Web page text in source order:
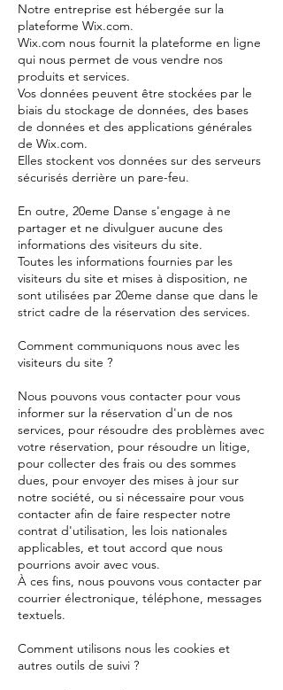
Notre entreprise est hébergée sur la
plateforme Wix.com.
Wix.com nous fournit la plateforme en ligne
qui nous permet de vous vendre nos
produits et services.
Vos données peuvent être stockées par le
biais du stockage de données, des bases
de données et des applications générales
de Wix.com.
Elles stockent vos données sur des serveurs
sécurisés derrière un pare-feu.
En outre, 20eme Danse s'engage à ne
partager et ne divulguer aucune des
informations des visiteurs du site.
Toutes les informations fournies par les
visiteurs du site et mises à disposition, ne
sont utilisées par 20eme danse que dans le
strict cadre de la réservation des services.
Comment communiquons nous avec les
visiteurs du site ?
Nous pouvons vous contacter pour vous
informer sur la réservation d'un de nos
services, pour résoudre des problèmes avec
votre réservation, pour résoudre un litige,
pour collecter des frais ou des sommes
dues, pour envoyer des mises à jour sur
notre société, ou si nécessaire pour vous
contacter afin de faire respecter notre
contrat d'utilisation, les lois nationales
applicables, et tout accord que nous
pourrions avoir avec vous.
À ces fins, nous pouvons vous contacter par
courrier électronique, téléphone, messages
textuels.
Comment utilisons nous les cookies et
autres outils de suivi ?